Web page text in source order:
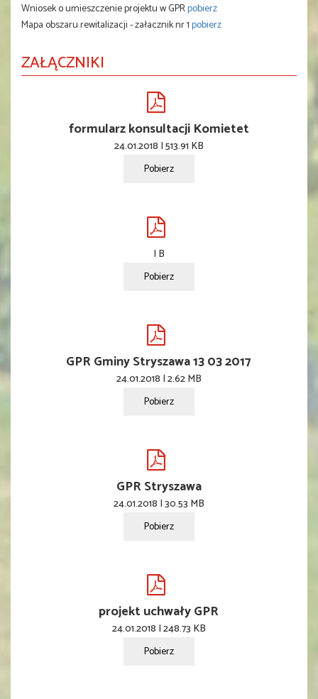
Wniosek o umieszczenie projektu w GPRpobierz
Mapa obszaru rewitalizacji - załacznik nr 1pobierz
ZAŁĄCZNIKI
formularz konsultacji Komietet
24.01.2018 | 513.91 KB
Pobierz
| B
Pobierz
GPR Gminy Stryszawa 13 03 2017
24.01.2018 | 2.62 MB
Pobierz
GPR Stryszawa
24.01.2018 | 30.53 MB
Pobierz
projekt uchwały GPR
24.01.2018 | 248.73 KB
Pobierz